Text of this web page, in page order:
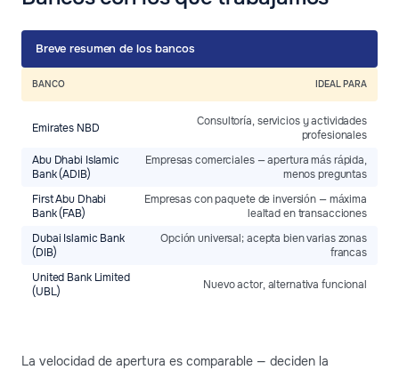
Breve resumen de los bancos
BANCO IDEAL PARA
Emirates NBD
Consultoría, servicios y actividades
profesionales
Abu Dhabi Islamic
Bank (ADIB)
Empresas comerciales — apertura más rápida,
menos preguntas
First Abu Dhabi
Bank (FAB)
Empresas con paquete de inversión — máxima
lealtad en transacciones
Dubai Islamic Bank
(DIB)
Opción universal; acepta bien varias zonas
francas
United Bank Limited
(UBL)
Nuevo actor, alternativa funcional
La velocidad de apertura es comparable — deciden la